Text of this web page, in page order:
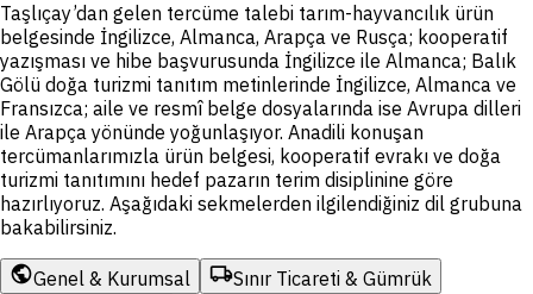
Taşlıçay’dan gelen tercüme talebi tarım-hayvancılık ürün
belgesinde İngilizce, Almanca, Arapça ve Rusça; kooperatif
yazışması ve hibe başvurusunda İngilizce ile Almanca; Balık
Gölü doğa turizmi tanıtım metinlerinde İngilizce, Almanca ve
Fransızca; aile ve resmî belge dosyalarında ise Avrupa dilleri
ile Arapça yönünde yoğunlaşıyor. Anadili konuşan
tercümanlarımızla ürün belgesi, kooperatif evrakı ve doğa
turizmi tanıtımını hedef pazarın terim disiplinine göre
hazırlıyoruz. Aşağıdaki sekmelerden ilgilendiğiniz dil grubuna
bakabilirsiniz.
publicGenel & Kurumsal local_shippingSınır Ticareti & Gümrük